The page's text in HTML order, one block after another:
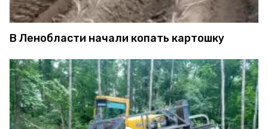
В Ленобласти начали копать картошку